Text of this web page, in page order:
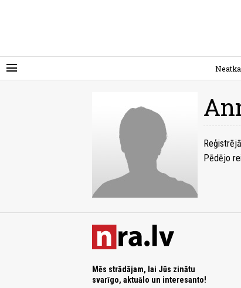
menu
Pēdējo
Mēs strādājam, lai Jūs zinātu
svarīgo, aktuālo un interesanto!